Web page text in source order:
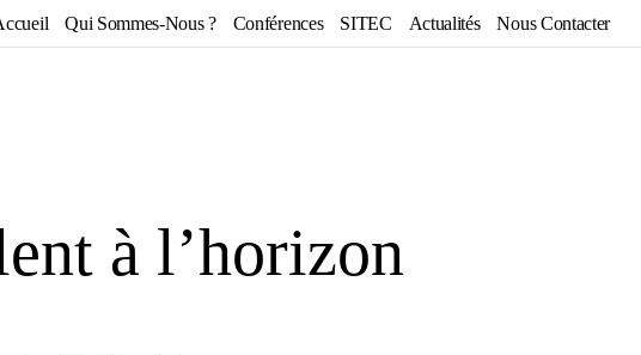
Qui Sommes-Nous ? Conférences SITEC Actualités Nous Contacter
à l’horizon